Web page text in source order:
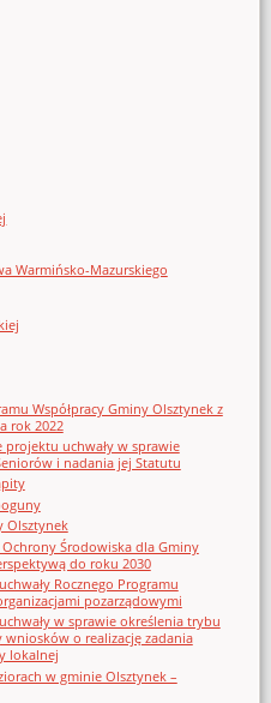
Warmińsko-Mazurskiego
Współpracy Gminy Olsztynek z
rok 2022
projektu uchwały w sprawie
i nadania jej Statutu
Olsztynek
Środowiska dla Gminy
do roku 2030
Rocznego Programu
pozarządowymi
w sprawie określenia trybu
wniosków o realizację zadania
lokalnej
w gminie Olsztynek –